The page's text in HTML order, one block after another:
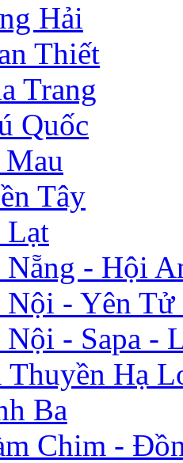
Hải
Thiết
Trang
Quốc
Tây
Lạt
- Hội
Nội - Yên
- Sapa -
Thuyền Hạ
Ba
Chim -